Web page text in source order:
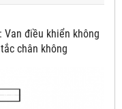
Van điều khiển không
chân không